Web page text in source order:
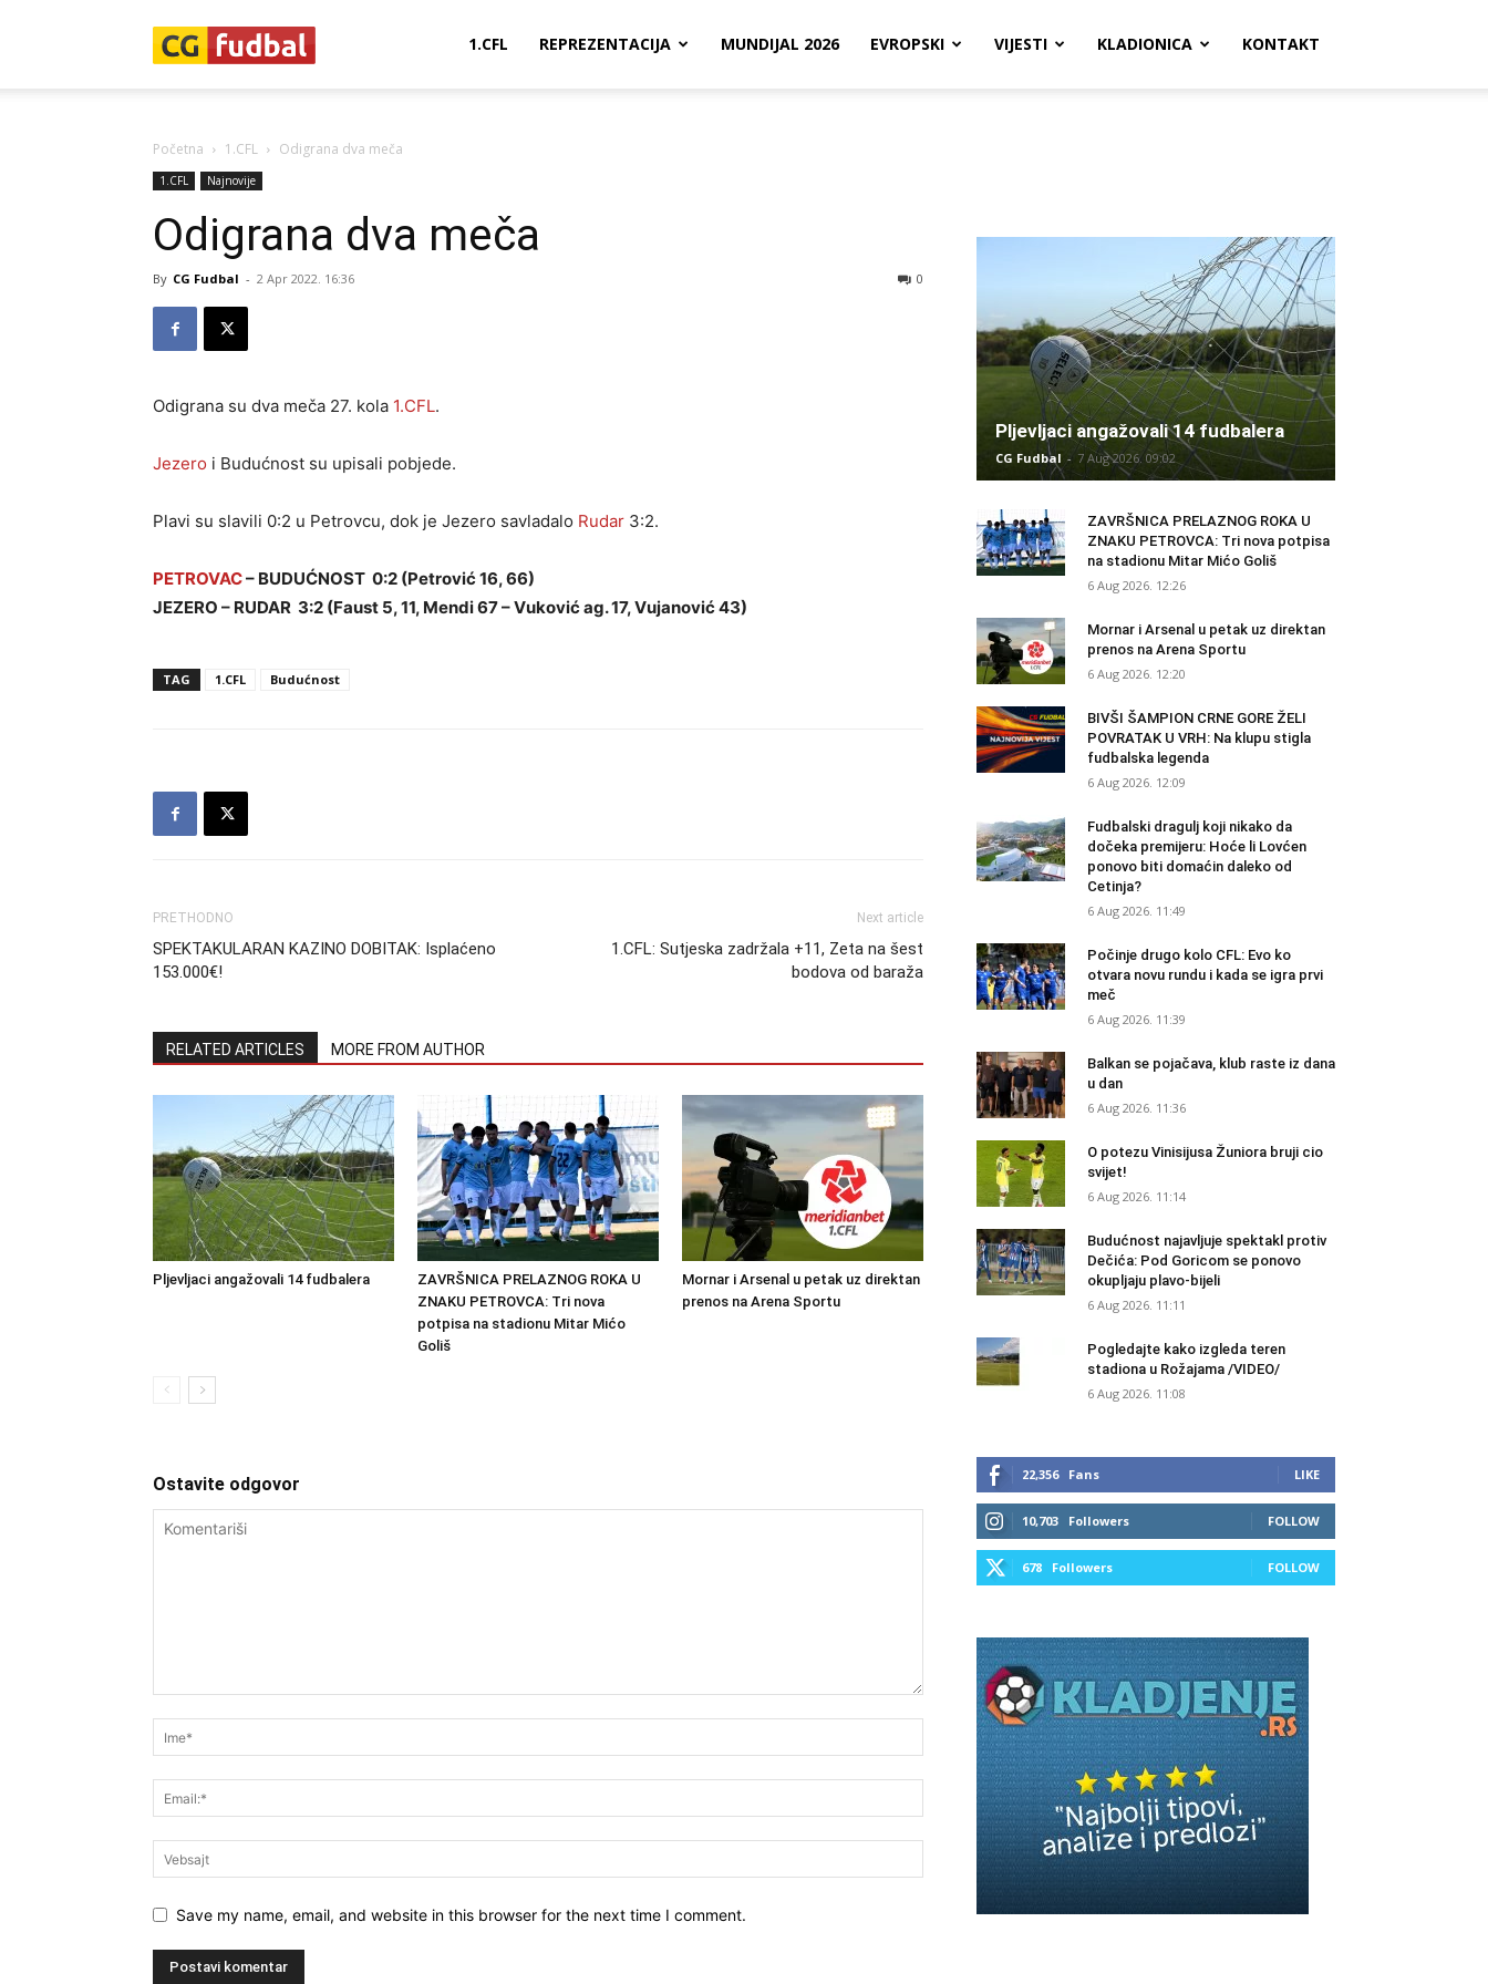
1.CFL REPREZENTACIJA MUNDIJAL 2026 EVROPSKI VIJESTI KLADIONICA KONTAKT
Početna 1.CFL Odigrana dva meča
1.CFL Najnovije
Odigrana dva meča
By CG Fudbal - 2 Apr 2022. 16:36 0
Odigrana su dva meča 27. kola 1.CFL.
Jezero i Budućnost su upisali pobjede.
Plavi su slavili 0:2 u Petrovcu, dok je Jezero savladalo Rudar 3:2.
PETROVAC– BUDUĆNOST 0:2 (Petrović 16, 66)
JEZERO – RUDAR 3:2 (Faust 5, 11, Mendi 67 – Vuković ag. 17, Vujanović 43)
TAG 1.CFL Budućnost
PRETHODNO
SPEKTAKULARAN KAZINO DOBITAK: Isplaćeno
153.000€!
Next article
1.CFL: Sutjeska zadržala +11, Zeta na šest
bodova od baraža
RELATED ARTICLES MORE FROM AUTHOR
Pljevljaci angažovali 14 fudbalera
ZAVRŠNICA PRELAZNOG ROKA U
ZNAKU PETROVCA: Tri nova
potpisa na stadionu Mitar Mićo
Goliš
Mornar i Arsenal u petak uz direktan
prenos na Arena Sportu
Ostavite odgovor
Save my name, email, and website in this browser for the next time I comment.
Pljevljaci angažovali 14 fudbalera
CG Fudbal - 7 Aug 2026. 09:02
ZAVRŠNICA PRELAZNOG ROKA U
ZNAKU PETROVCA: Tri nova potpisa
na stadionu Mitar Mićo Goliš
6 Aug 2026. 12:26
Mornar i Arsenal u petak uz direktan
prenos na Arena Sportu
6 Aug 2026. 12:20
BIVŠI ŠAMPION CRNE GORE ŽELI
POVRATAK U VRH: Na klupu stigla
fudbalska legenda
6 Aug 2026. 12:09
Fudbalski dragulj koji nikako da
dočeka premijeru: Hoće li Lovćen
ponovo biti domaćin daleko od
Cetinja?
6 Aug 2026. 11:49
Počinje drugo kolo CFL: Evo ko
otvara novu rundu i kada se igra prvi
meč
6 Aug 2026. 11:39
Balkan se pojačava, klub raste iz dana
u dan
6 Aug 2026. 11:36
O potezu Vinisijusa Žuniora bruji cio
svijet!
6 Aug 2026. 11:14
Budućnost najavljuje spektakl protiv
Dečića: Pod Goricom se ponovo
okupljaju plavo-bijeli
6 Aug 2026. 11:11
Pogledajte kako izgleda teren
stadiona u Rožajama /VIDEO/
6 Aug 2026. 11:08
22,356 Fans LIKE
10,703 Followers FOLLOW
678 Followers FOLLOW